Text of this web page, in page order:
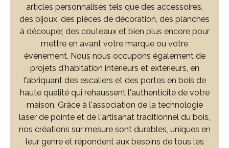
articles personnalisés tels que des accessoires,
des bijoux, des pièces de décoration, des planches
à découper, des couteaux et bien plus encore pour
mettre en avant votre marque ou votre
événement. Nous nous occupons également de
projets d'habitation intérieurs et extérieurs, en
fabriquant des escaliers et des portes en bois de
haute qualité qui rehaussent l'authenticité de votre
maison. Grâce à l'association de la technologie
laser de pointe et de l'artisanat traditionnel du bois,
nos créations sur mesure sont durables, uniques en
leur genre et répondent aux besoins de tous les